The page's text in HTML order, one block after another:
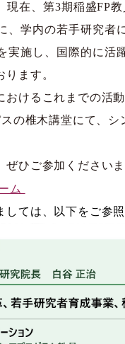
現在、第3期稲盛FP
学内の若手研究者
実施し、国際的に活
ます。
けるこれまでの活
の椎木講堂にて、
ひご参加くださいま
ム
ては、以下をご参照